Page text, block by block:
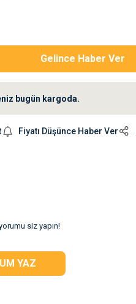
Gelince Haber Ver
bugün kargoda.
Fiyatı Düşünce Haber Ver
siz yapın!
YAZ